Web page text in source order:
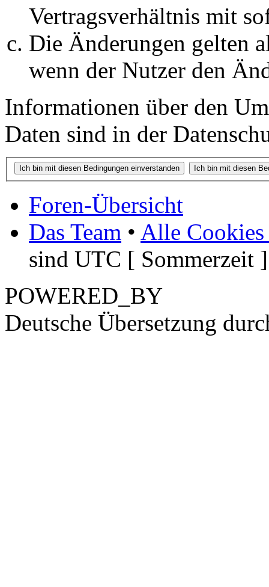
Vertragsverhältnis mit
Die Änderungen gelten
wenn der Nutzer den
Informationen über den
Daten sind in der
Foren-Übersicht
Das Team • Alle Cookies
sind UTC [ Sommerzeit ]
POWERED_BY
Deutsche Übersetzung